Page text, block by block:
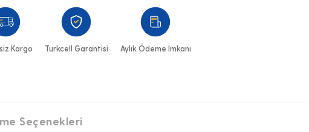
Kargo Turkcell Garantisi Aylık Ödeme İmkanı
Seçenekleri